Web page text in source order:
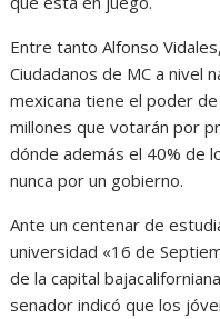
Entre tanto Alfonso
Ciudadanos de MC a nivel
mexicana tiene el poder
millones que votarán por
dónde además el 40% de
nunca por un gobierno.
Ante un centenar de
universidad «16 de
de la capital
senador indicó que los